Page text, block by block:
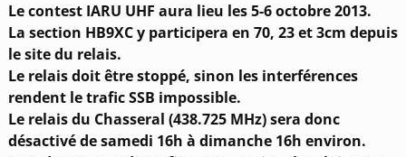
Le contest IARU UHF aura lieu les 5-6 octobre 2013.
La section HB9XC y participera en 70, 23 et 3cm depuis
le site du relais.
Le relais doit être stoppé, sinon les interférences
rendent le trafic SSB impossible.
Le relais du Chasseral (438.725 MHz) sera donc
désactivé de samedi 16h à dimanche 16h environ.